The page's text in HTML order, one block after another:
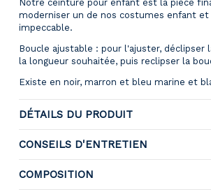
Notre ceinture pour enfant est la pièce
moderniser un de nos costumes enfant
impeccable.
Boucle ajustable : pour l'ajuster, déclipser
la longueur souhaitée, puis reclipser la
Existe en noir, marron et bleu marine et
DÉTAILS DU PRODUIT
CONSEILS D'ENTRETIEN
COMPOSITION